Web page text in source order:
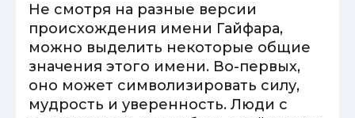
Не смотря на разные версии
происхождения имени Гайфара,
можно выделить некоторые общие
значения этого имени. Во-первых,
оно может символизировать силу,
мудрость и уверенность. Люди с